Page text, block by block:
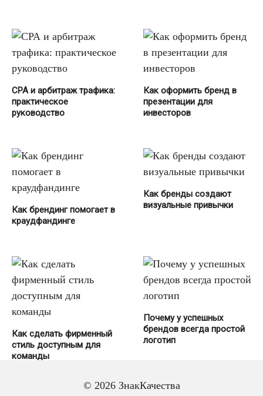
СРА и арбитраж трафика:
практическое
руководство
Как оформить бренд в
презентации для
инвесторов
Как брендинг помогает в
краудфандинге
Как бренды создают
визуальные привычки
Как сделать фирменный
стиль доступным для
команды
Почему у успешных
брендов всегда простой
логотип
© 2026 ЗнакКачества